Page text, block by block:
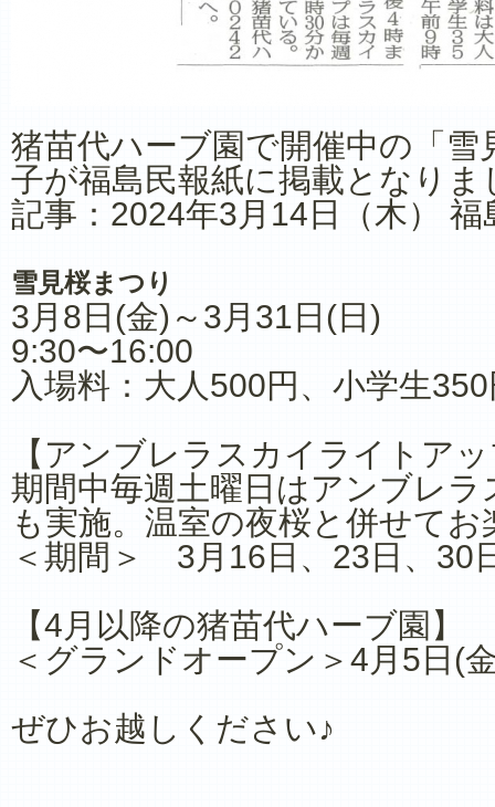
猪苗代ハーブ園で開催中の「
子が福島民報紙に掲載となりま
記事：2024年3月14日（木） 福
雪見桜まつり
3月8日(金)～3月31日(日)
9:30〜16:00
入場料：大人500円、小学生
【アンブレラスカイライトア
期間中毎週土曜日はアンブレ
も実施。温室の夜桜と併せて
＜期間＞ 3月16日、23日、
【4月以降の猪苗代ハーブ園】
＜グランドオープン＞4月5日(
ぜひお越しください♪